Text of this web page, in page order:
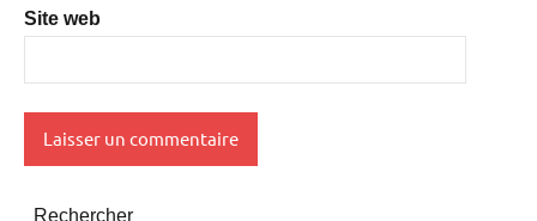
Site web
Rechercher